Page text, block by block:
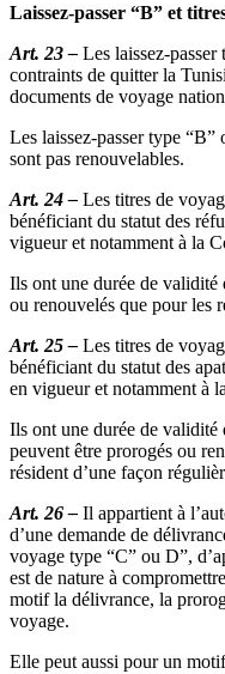
Laissez-passer “B” et
Art. 23 – Les laissez-
contraints de quitter la
documents de voyage
Les laissez-passer type
sont pas renouvelables.
Art. 24 – Les titres de
bénéficiant du statut des
vigueur et notamment à la
Ils ont une durée de validité
ou renouvelés que pour les
Art. 25 – Les titres de
bénéficiant du statut des
en vigueur et notamment à
Ils ont une durée de validité
peuvent être prorogés ou
résident d’une façon
Art. 26 – Il appartient à
d’une demande de
voyage type “C” ou D”,
est de nature à
motif la délivrance, la
voyage.
Elle peut aussi pour un